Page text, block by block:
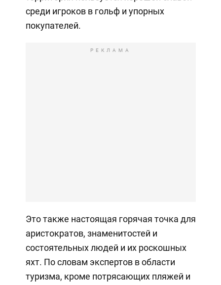
среди игроков в гольф и упорных
покупателей.
РЕКЛАМА
Это также настоящая горячая точка для
аристократов, знаменитостей и
состоятельных людей и их роскошных
яхт. По словам экспертов в области
туризма, кроме потрясающих пляжей и